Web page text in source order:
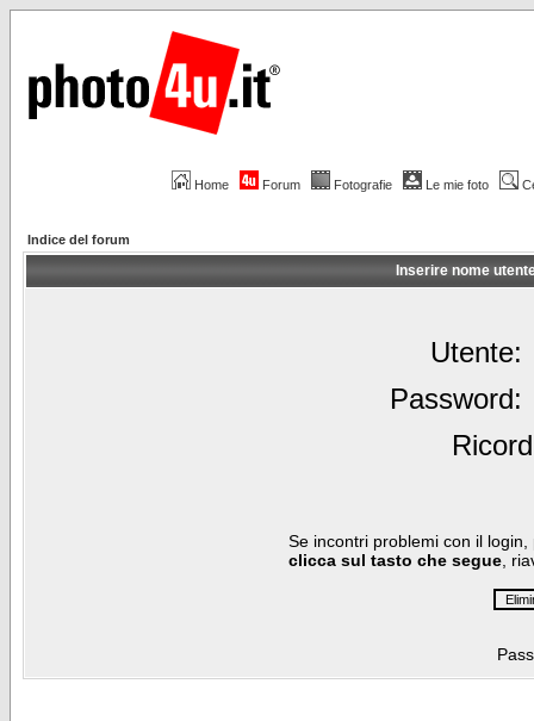
Home Forum Fotografie Le mie foto
Indice del forum
Inserire nome
Utente:
Password:
Se incontri problemi con il
clicca sul tasto che segue ,